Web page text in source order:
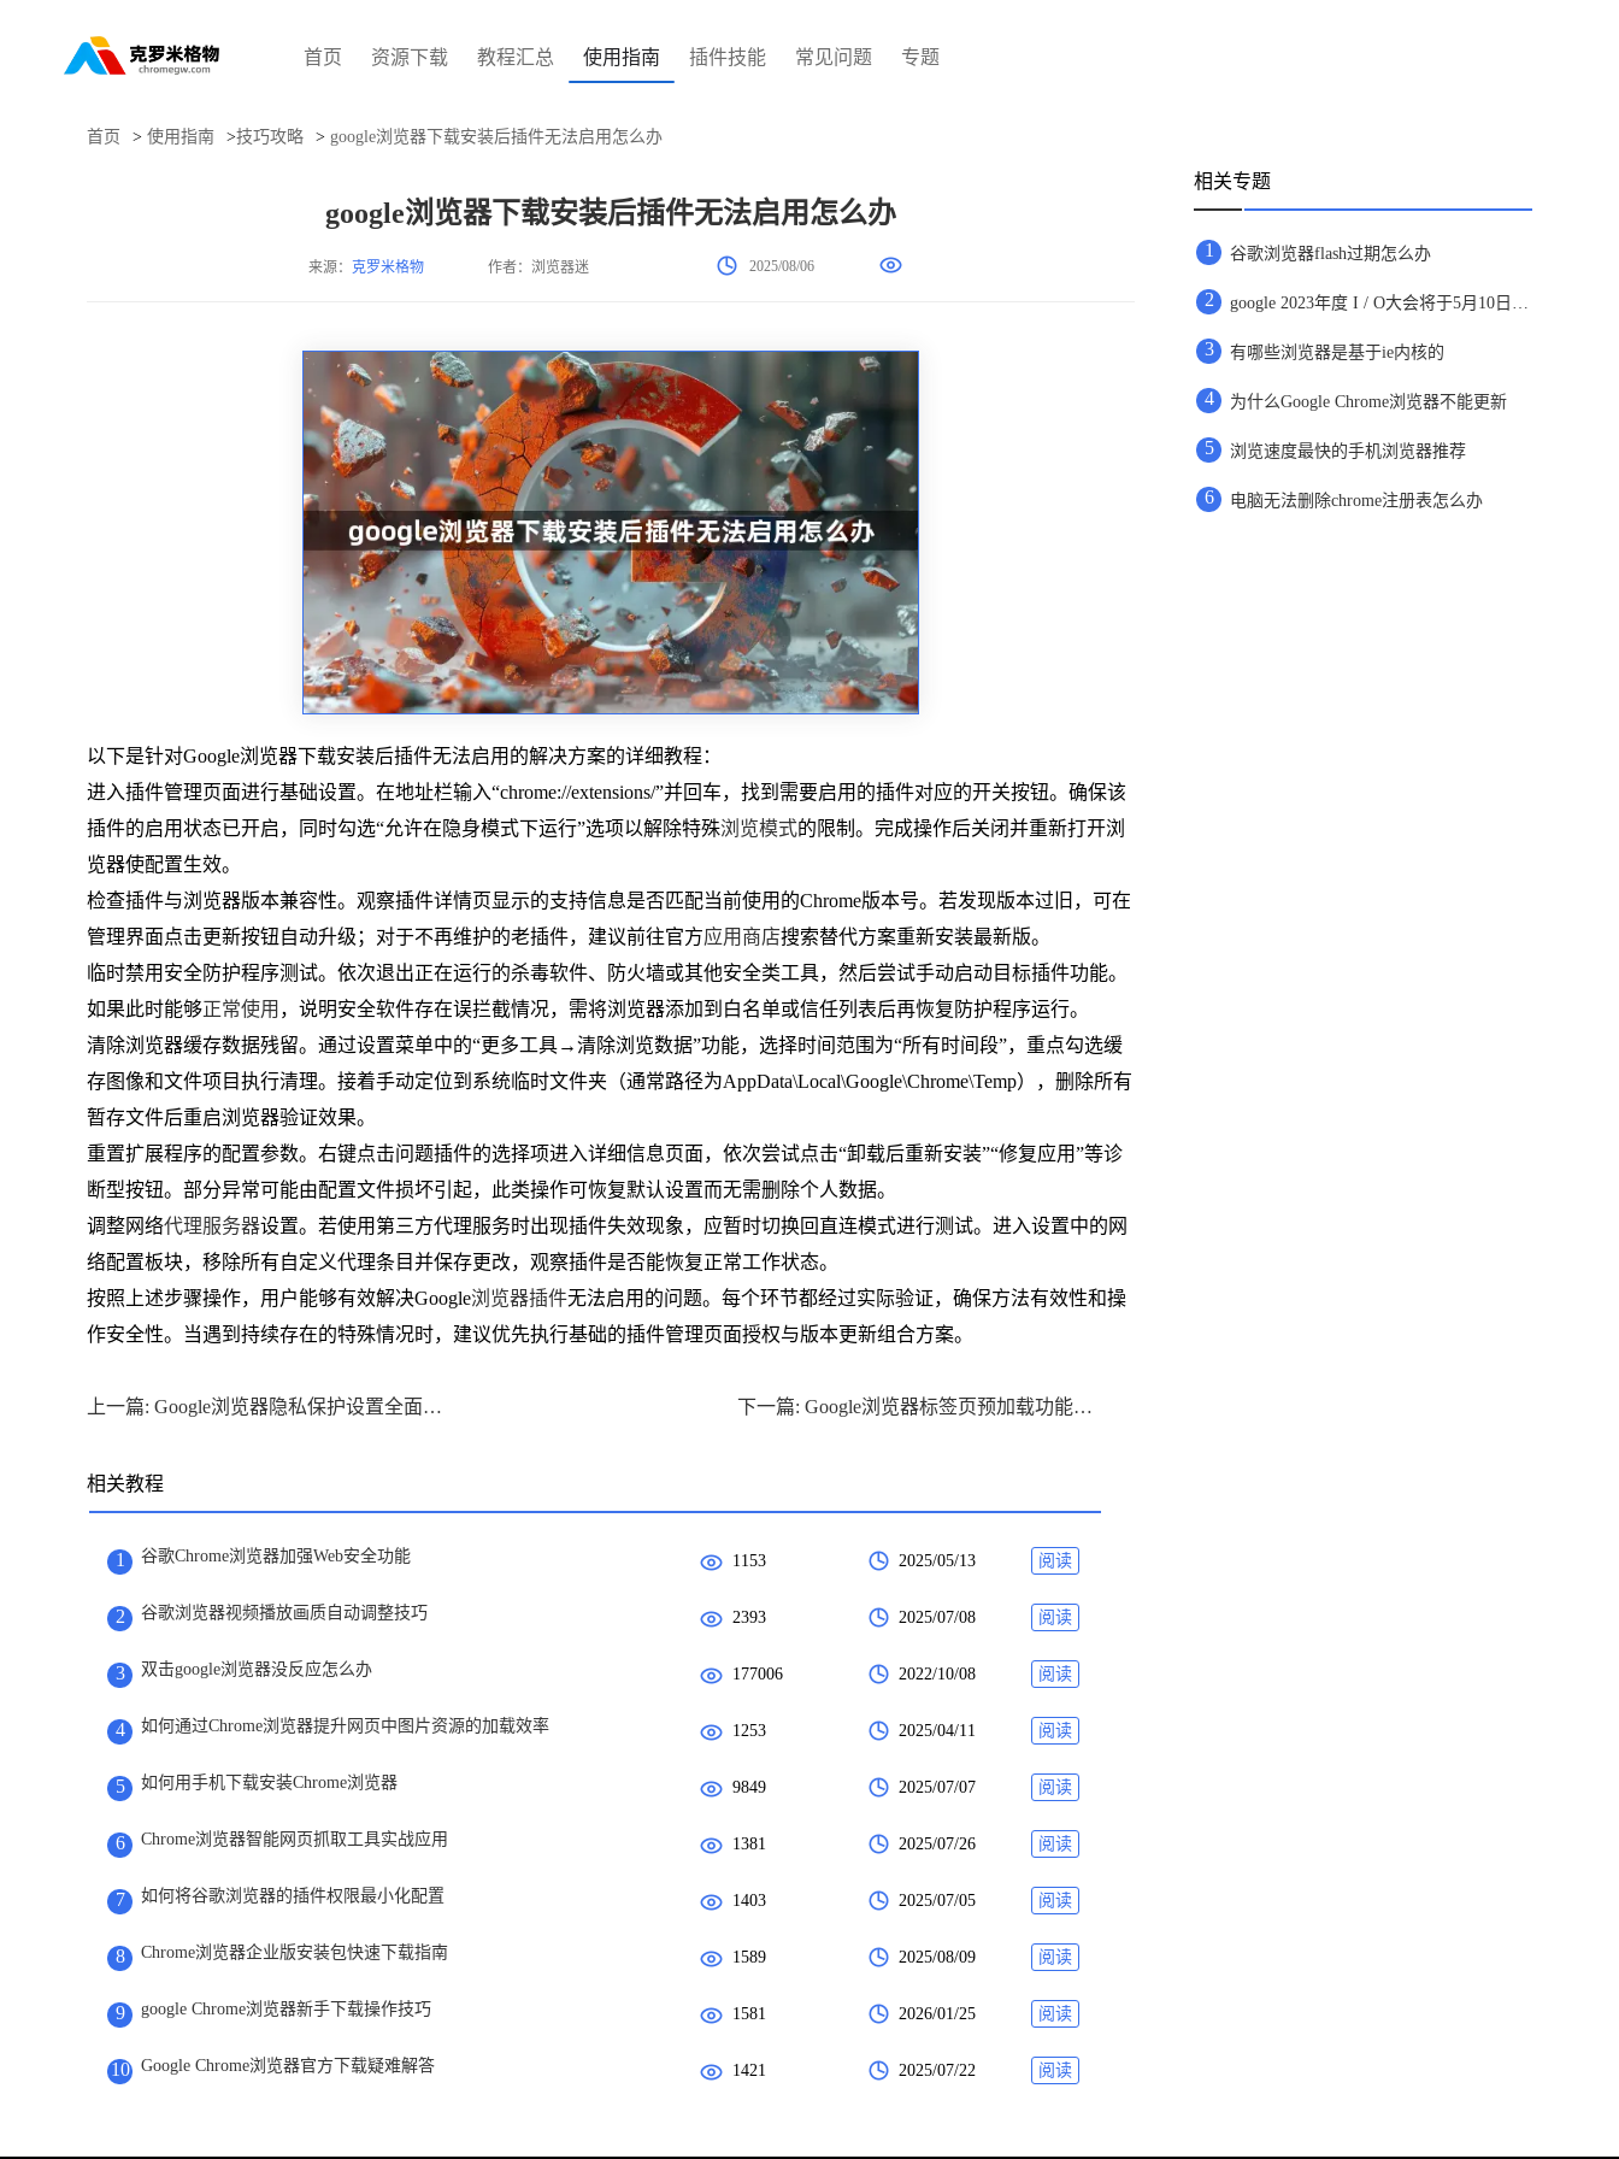
首页 资源下载 教程汇总 使用指南 插件技能 常见问题 专题
首页 > 使用指南 >技巧攻略 > google浏览器下载安装后插件无法启用怎么办
google浏览器下载安装后插件无法启用怎么办
来源： 克罗米格物 作者：浏览器迷 2025/08/06
以下是针对Google浏览器下载安装后插件无法启用的解决方案的详细教程：
进入插件管理页面进行基础设置。在地址栏输入“chrome://extensions/”并回车，找到需要启用的插件对应的开关按钮。确保该
插件的启用状态已开启，同时勾选“允许在隐身模式下运行”选项以解除特殊浏览模式的限制。完成操作后关闭并重新打开浏
览器使配置生效。
检查插件与浏览器版本兼容性。观察插件详情页显示的支持信息是否匹配当前使用的Chrome版本号。若发现版本过旧，可在
管理界面点击更新按钮自动升级；对于不再维护的老插件，建议前往官方应用商店搜索替代方案重新安装最新版。
临时禁用安全防护程序测试。依次退出正在运行的杀毒软件、防火墙或其他安全类工具，然后尝试手动启动目标插件功能。
如果此时能够正常使用 ，说明安全软件存在误拦截情况，需将浏览器添加到白名单或信任列表后再恢复防护程序运行。
清除浏览器缓存数据残留。通过设置菜单中的“更多工具→清除浏览数据”功能，选择时间范围为“所有时间段”，重点勾选缓
存图像和文件项目执行清理。接着手动定位到系统临时文件夹（通常路径为AppData\Local\Google\Chrome\Temp），删除所有
暂存文件后重启浏览器验证效果。
重置扩展程序的配置参数。右键点击问题插件的选择项进入详细信息页面，依次尝试点击“卸载后重新安装”“修复应用”等诊
断型按钮。部分异常可能由配置文件损坏引起，此类操作可恢复默认设置而无需删除个人数据。
调整网络代理服务器设置。若使用第三方代理服务时出现插件失效现象，应暂时切换回直连模式进行测试。进入设置中的网
络配置板块，移除所有自定义代理条目并保存更改，观察插件是否能恢复正常工作状态。
按照上述步骤操作，用户能够有效解决Google浏览器插件无法启用的问题。每个环节都经过实际验证，确保方法有效性和操
作安全性。当遇到持续存在的特殊情况时，建议优先执行基础的插件管理页面授权与版本更新组合方案。
上一篇: Google浏览器隐私保护设置全面指南 下一篇: Google浏览器标签页预加载功能耗资源怎么关闭该设置
相关教程
1 谷歌Chrome浏览器加强Web安全功能 1153 2025/05/13 阅读
2 谷歌浏览器视频播放画质自动调整技巧 2393 2025/07/08 阅读
3 双击google浏览器没反应怎么办 177006 2022/10/08 阅读
4 如何通过Chrome浏览器提升网页中图片资源的加载效率 1253 2025/04/11 阅读
5 如何用手机下载安装Chrome浏览器 9849 2025/07/07 阅读
6 Chrome浏览器智能网页抓取工具实战应用 1381 2025/07/26 阅读
7 如何将谷歌浏览器的插件权限最小化配置 1403 2025/07/05 阅读
8 Chrome浏览器企业版安装包快速下载指南 1589 2025/08/09 阅读
9 google Chrome浏览器新手下载操作技巧 1581 2026/01/25 阅读
10 Google Chrome浏览器官方下载疑难解答 1421 2025/07/22 阅读
相关专题
1 谷歌浏览器flash过期怎么办
2 google 2023年度 I / O大会将于5月10日开放，向所有在线用户开放
3 有哪些浏览器是基于ie内核的
4 为什么Google Chrome浏览器不能更新
5 浏览速度最快的手机浏览器推荐
6 电脑无法删除chrome注册表怎么办